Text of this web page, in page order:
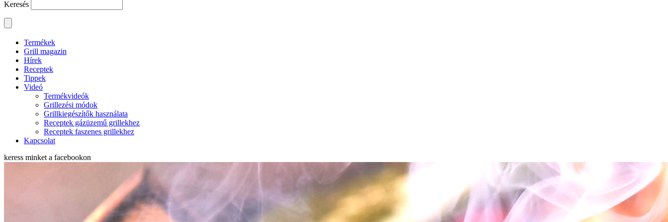
Keresés
Termékek
Grill magazin
Hírek
Receptek
Tippek
Videó
Termékvideók
Grillezési módok
Grillkiegészítők használata
Receptek gázüzemű grillekhez
Receptek faszenes grillekhez
Kapcsolat
keress minket a facebookon